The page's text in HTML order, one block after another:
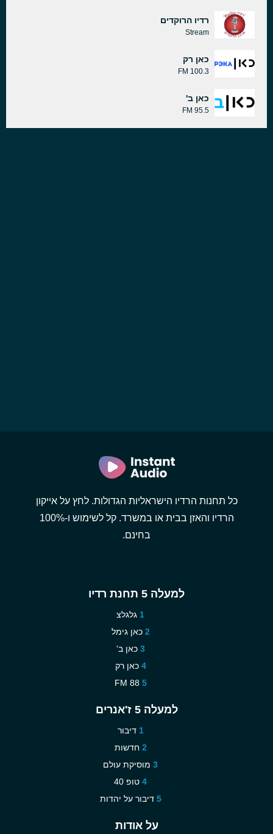
רדיו הרוקדים
Stream
כאן רק
100.3 FM
כאן ב'
95.5 FM
כל תחנות הרדיו הישראליות הגדולות. לחץ על אייקון
הרדיו והאזן בבית או במשרד. קל לשימוש ו-100%
בחינם.
למעלה 5 תחנת רדיו
גלגלצ
כאן גימל
כאן ב'
כאן רק
88 FM
למעלה 5 ז'אנרים
דיבור
חדשות
מוסיקת עולם
טופ 40
דיבור על יהדות
על אודות